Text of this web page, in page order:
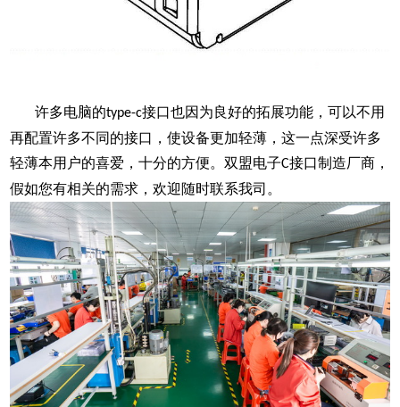
许多电脑的type-c接口也因为良好的拓展功能，可以不用
再配置许多不同的接口，使设备更加轻薄，这一点深受许多
轻薄本用户的喜爱，十分的方便。双盟电子C接口制造厂商，
假如您有相关的需求，欢迎随时联系我司。